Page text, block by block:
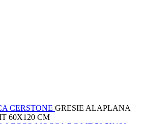
CERSTONE GRESIE ALAPLANA
60X120 CM